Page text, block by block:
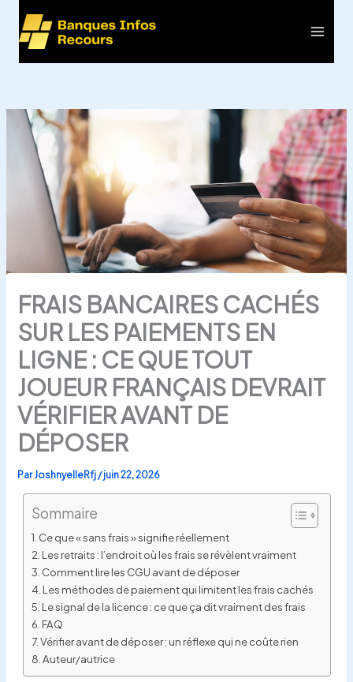
contenu
FRAIS BANCAIRES CACHÉS
SUR LES PAIEMENTS EN
LIGNE : CE QUE TOUT
JOUEUR FRANÇAIS DEVRAIT
VÉRIFIER AVANT DE
DÉPOSER
ParJoshnyelleRfj/juin 22, 2026
Sommaire
Ce que « sans frais » signifie réellement
Les retraits : l’endroit où les frais se révèlent vraiment
Comment lire les CGU avant de déposer
Les méthodes de paiement qui limitent les frais cachés
Le signal de la licence : ce que ça dit vraiment des frais
FAQ
Vérifier avant de déposer : un réflexe qui ne coûte rien
Auteur/autrice